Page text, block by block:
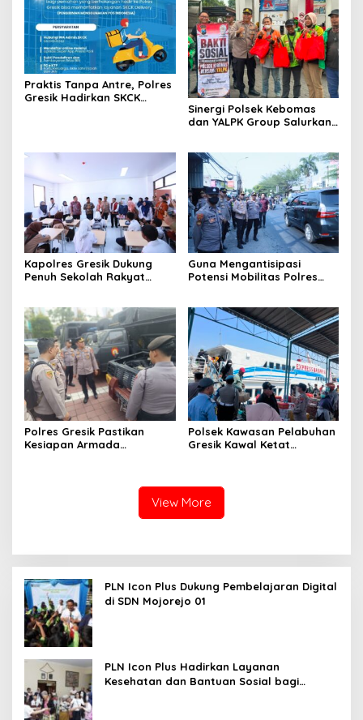
Praktis Tanpa Antre, Polres
Gresik Hadirkan SKCK
Sinergi Polsek Kebomas
dan YALPK Group Salurkan
Kapolres Gresik Dukung
Penuh Sekolah Rakyat
Berkualitas
Guna Mengantisipasi
Potensi Mobilitas Polres
Polres Gresik Pastikan
Kesiapan Armada
Polsek Kawasan Pelabuhan
Gresik Kawal Ketat
View More
PLN Icon Plus Dukung Pembelajaran Digital
di SDN Mojorejo 01
PLN Icon Plus Hadirkan Layanan
Kesehatan dan Bantuan Sosial bagi